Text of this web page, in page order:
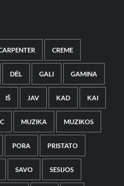
CREME
DĖL GALI GAMINA
IŠ JAV KAD KAI
MUZIKA MUZIKOS
PORA PRISTATO
SAVO SESIJOS